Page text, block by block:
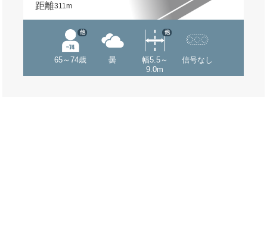
距離311m
65～74歳
他
曇
幅5.5～
9.0m
他
信号なし